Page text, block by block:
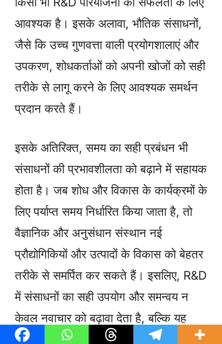
आवश्यक है। इसके अलावा, भौतिक संसाधनों,
जैसे कि उच्च गुणवत्ता वाली प्रयोगशालाएं और
उपकरण, शोधकर्ताओं को अपनी खोजों को सही
तरीके से लागू करने के लिए आवश्यक समर्थन
प्रदान करते हैं।
इसके अतिरिक्त, समय का सही प्रबंधन भी
संसाधनों की प्रभावशीलता को बढ़ाने में सहायक
होता है। जब शोध और विकास के कार्यक्रमों के
लिए पर्याप्त समय निर्धारित किया जाता है, तो
वैज्ञानिक और अनुसंधान संस्थान नई
प्रौद्योगिकियों और उत्पादों के विकास को बेहतर
तरीके से समर्पित कर सकते हैं। इसलिए, R&D
में संसाधनों का सही उपयोग और समन्वय न
केवल नवाचार को बढ़ावा देता है, बल्कि यह
प्रतिस्पर्धात्मक लाभ प्राप्त करने के लिए भी